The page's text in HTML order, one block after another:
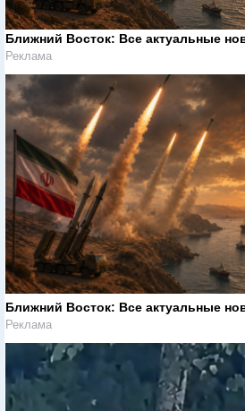
Ближний Восток: Все актуальные
Реклама
Ближний Восток: Все актуальные
Реклама